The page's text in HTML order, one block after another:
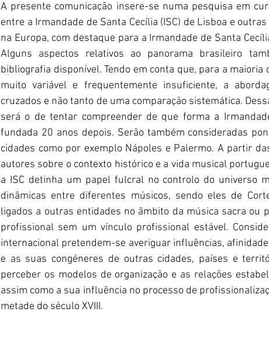
A presente comunicação insere-se numa pesquisa em
entre a Irmandade de Santa Cecília (ISC) de Lisboa e
na Europa, com destaque para a Irmandade de Santa
Alguns aspectos relativos ao panorama brasileiro
bibliografia disponível. Tendo em conta que, para a maioria
muito variável e frequentemente insuficiente, a
cruzados e não tanto de uma comparação sistemática.
será o de tentar compreender de que forma a
fundada 20 anos depois. Serão também consideradas
cidades como por exemplo Nápoles e Palermo. A partir
autores sobre o contexto histórico e a vida musical
a ISC detinha um papel fulcral no controlo do universo
dinâmicas entre diferentes músicos, sendo eles de
ligados a outras entidades no âmbito da música sacra ou
profissional sem um vínculo profissional estável.
internacional pretendem-se averiguar influências,
e as suas congéneres de outras cidades, países e
perceber os modelos de organização e as relações
assim como a sua influência no processo de
metade do século XVIII.